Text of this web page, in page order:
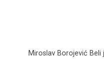
Miroslav Borojević Beli